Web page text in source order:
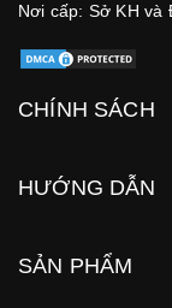
Nơi cấp: Sở KH và
CHÍNH SÁCH
HƯỚNG DẪN
SẢN PHẨM